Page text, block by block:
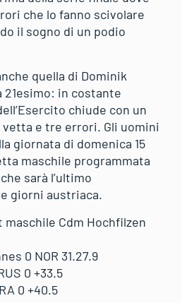
che lo fanno scivolare
il sogno di un podio
quella di Dominik
21esimo: in costante
chiude con un
vetta e tre errori. Gli uomini
giornata di domenica 15
maschile programmata
sarà l’ultimo
giorni austriaca.
maschile Cdm Hochfilzen
0 NOR 31.27.9
0 +33.5
0 +40.5